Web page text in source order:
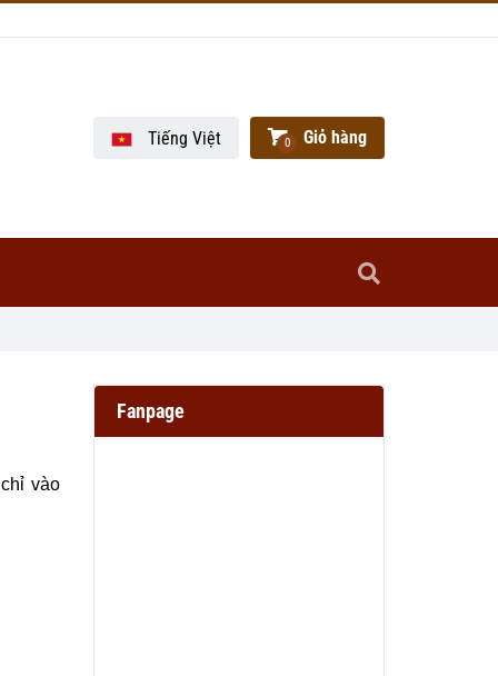
vào
Fanpage
Tiếng Việt 0 Giỏ hàng